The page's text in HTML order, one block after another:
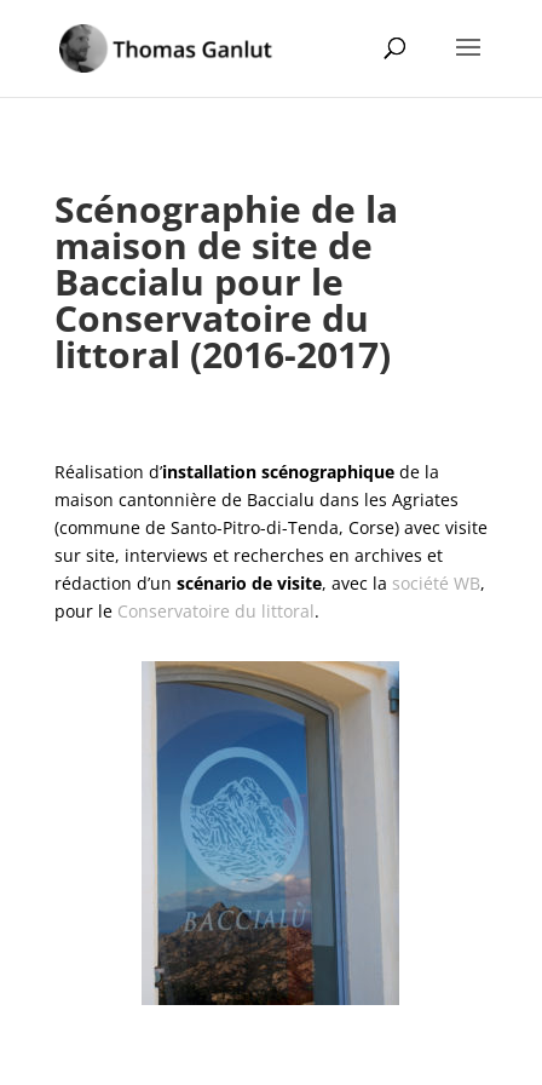
Scénographie de la
maison de site de
Baccialu pour le
Conservatoire du
littoral (2016-2017)
Réalisation d’installation scénographiquede la
maison cantonnière de Baccialu dans les Agriates
(commune de Santo-Pitro-di-Tenda, Corse) avec visite
sur site, interviews et recherches en archives et
rédaction d’un scénario de visite, avec la société WB,
pour le Conservatoire du littoral.